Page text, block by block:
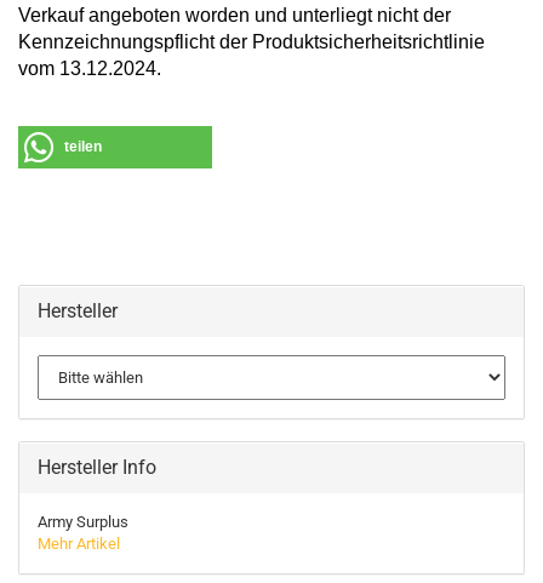
Verkauf angeboten worden und unterliegt nicht der
Kennzeichnungspflicht der Produktsicherheitsrichtlinie
vom 13.12.2024.
teilen
Hersteller
Hersteller Info
Army Surplus
Mehr Artikel